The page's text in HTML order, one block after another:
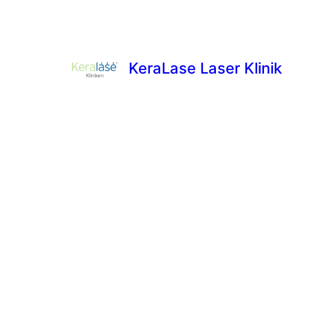
KeraLase Laser Klinik